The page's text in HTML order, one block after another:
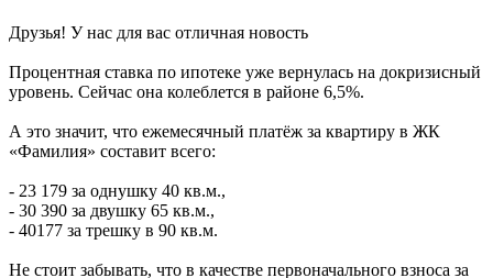
Друзья! У нас для вас отличная новость
Процентная ставка по ипотеке уже вернулась на докризисный
уровень. Сейчас она колеблется в районе 6,5%.
А это значит, что ежемесячный платёж за квартиру в ЖК
«Фамилия» составит всего:
- 23 179 за однушку 40 кв.м.,
- 30 390 за двушку 65 кв.м.,
- 40177 за трешку в 90 кв.м.
Не стоит забывать, что в качестве первоначального взноса за